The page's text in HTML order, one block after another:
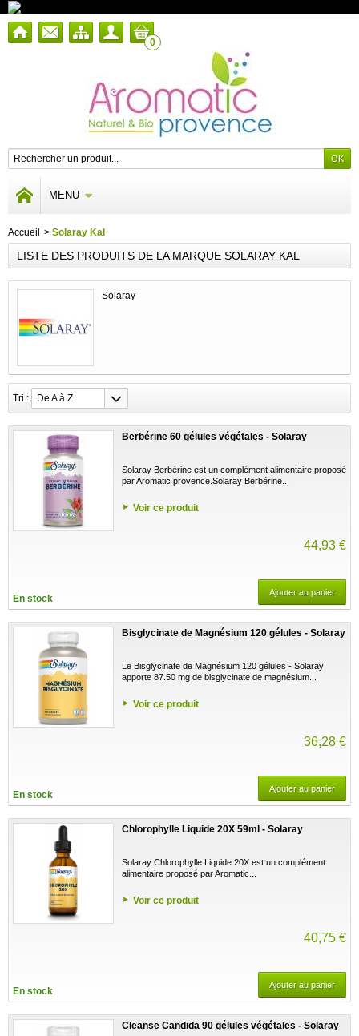
0
MENU
Accueil > Solaray Kal
LISTE DES PRODUITS DE LA MARQUE SOLARAY KAL
Solaray
Tri : De A à Z
Berbérine 60 gélules végétales - Solaray
Solaray Berbérine est un complément alimentaire proposé
par Aromatic provence.Solaray Berbérine...
Voir ce produit
44,93 €
En stock
Ajouter au panier
Bisglycinate de Magnésium 120 gélules - Solaray
Le Bisglycinate de Magnésium 120 gélules - Solaray
apporte 87.50 mg de bisglycinate de magnésium...
Voir ce produit
36,28 €
En stock
Ajouter au panier
Chlorophylle Liquide 20X 59ml - Solaray
Solaray Chlorophylle Liquide 20X est un complément
alimentaire proposé par Aromatic...
Voir ce produit
40,75 €
En stock
Ajouter au panier
Cleanse Candida 90 gélules végétales - Solaray